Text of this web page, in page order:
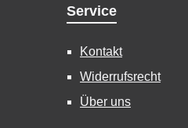
Service
Kontakt
Widerrufsrecht
Über uns